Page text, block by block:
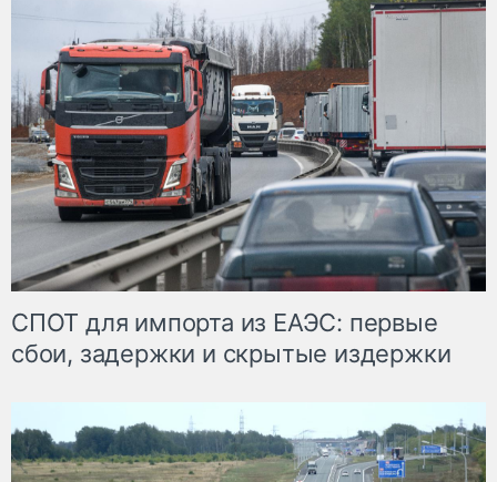
СПОТ для импорта из ЕАЭС: первые
сбои, задержки и скрытые издержки